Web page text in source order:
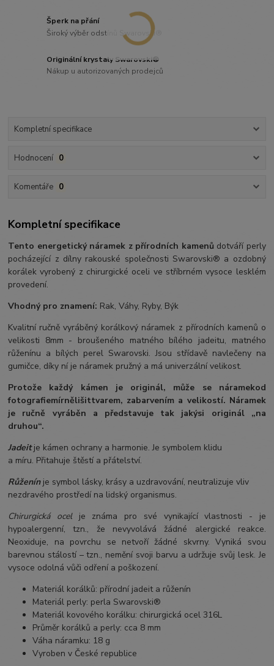
Šperk na přání
Široký výběr odstínů Swarovski®
Originální krystaly Swarovski®
Nákup u autorizovaných prodejců
Kompletní specifikace
Hodnocení 0
Komentáře 0
Kompletní specifikace
Tento energetický náramek z přírodních kamenů dotváří perly
pocházející z dílny rakouské společnosti Swarovski® a ozdobný
korálek vyrobený z chirurgické oceli ve stříbrném vysoce lesklém
provedení.
Vhodný pro znamení: Rak, Váhy, Ryby, Býk
Kvalitní ručně vyráběný korálkový náramek z přírodních kamenů o
velikosti 8mm - broušeného matného bílého jadeitu, matného
růženínu a bílých perel Swarovski. Jsou střídavě navlečeny na
gumičce, díky ní je náramek pružný a má univerzální velikost.
Protože každý kámen je originál, může se náramekod
fotografiemírnělišittvarem, zabarvením a velikostí. Náramek
je ručně vyráběn a představuje tak jakýsi originál „na
druhou“.
Jadeitje kámen ochrany a harmonie. Je symbolem klidu
a míru. Přitahuje štěstí a přátelství.
Růženínje symbol lásky, krásy a uzdravování, neutralizuje vliv
nezdravého prostředí na lidský organismus.
Chirurgická ocelje známa pro své vynikající vlastnosti - je
hypoalergenní, tzn., že nevyvolává žádné alergické reakce.
Neoxiduje, na povrchu se netvoří žádné skvrny. Vyniká svou
barevnou stálostí – tzn., nemění svoji barvu a udržuje svůj lesk. Je
vysoce odolná vůči odření a poškození.
Materiál korálků: přírodní jadeit a růženín
Materiál perly: perla Swarovski®
Materiál kovového korálku: chirurgická ocel 316L
Průměr korálků a perly: cca 8 mm
Váha náramku: 18 g
Vyroben v České republice